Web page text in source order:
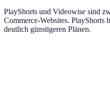
PlayShorts und Videowise sind
Commerce-Websites. PlayShorts
deutlich günstigeren Plänen.